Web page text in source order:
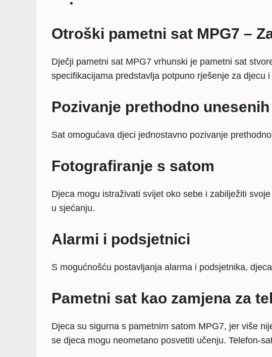
Otroški pametni sat MPG7 –
Dječji pametni sat MPG7 vrhunski je pametni sat
specifikacijama predstavlja potpuno rješenje za djecu
Pozivanje prethodno
Sat omogućava djeci jednostavno pozivanje
Fotografiranje s satom
Djeca mogu istraživati svijet oko sebe i zabilježiti
u sjećanju.
Alarmi i podsjetnici
S mogućnošću postavljanja alarma i podsjetnika,
Pametni sat kao zamjena za
Djeca su sigurna s pametnim satom MPG7, jer više
se djeca mogu neometano posvetiti učenju. Telefon-